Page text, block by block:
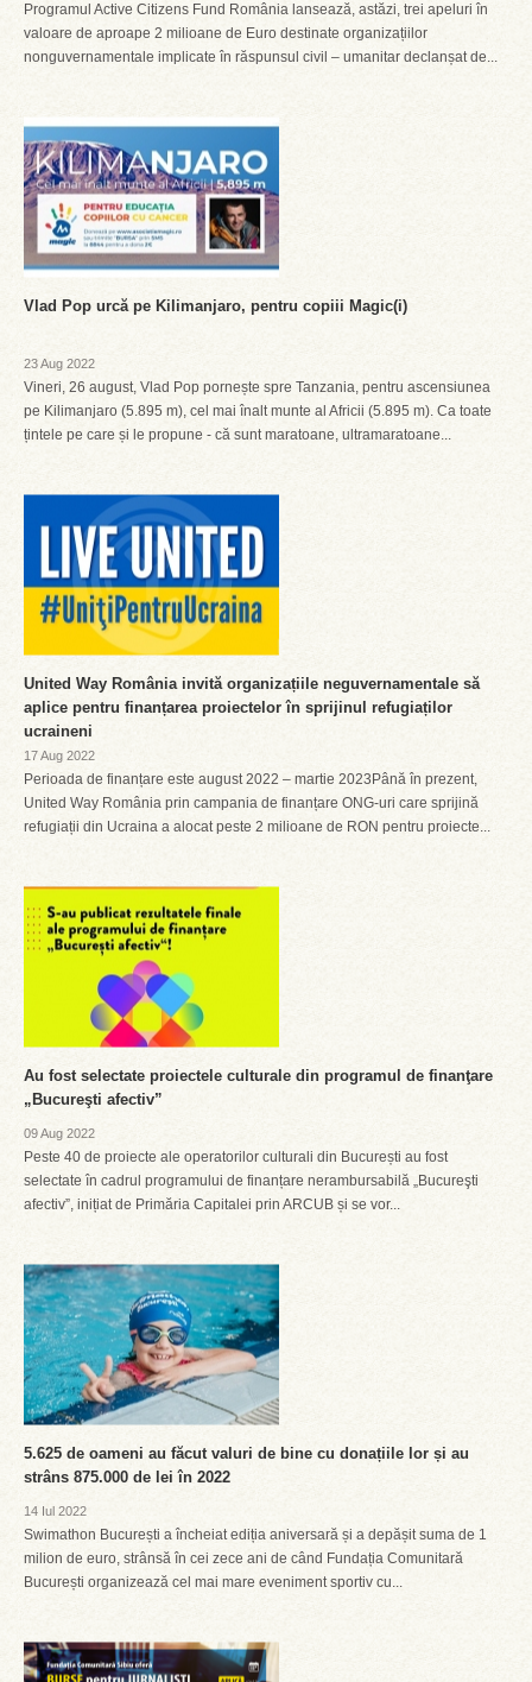
Programul Active Citizens Fund România lansează, astăzi, trei apeluri în
valoare de aproape 2 milioane de Euro destinate organizațiilor
nonguvernamentale implicate în răspunsul civil – umanitar declanșat de...
Vlad Pop urcă pe Kilimanjaro, pentru copiii Magic(i)
23 Aug 2022
Vineri, 26 august, Vlad Pop pornește spre Tanzania, pentru ascensiunea
pe Kilimanjaro (5.895 m), cel mai înalt munte al Africii (5.895 m). Ca toate
țintele pe care și le propune - că sunt maratoane, ultramaratoane...
United Way România invită organizațiile neguvernamentale să
aplice pentru finanțarea proiectelor în sprijinul refugiaților
ucraineni
17 Aug 2022
Perioada de finanțare este august 2022 – martie 2023Până în prezent,
United Way România prin campania de finanțare ONG-uri care sprijină
refugiații din Ucraina a alocat peste 2 milioane de RON pentru proiecte...
Au fost selectate proiectele culturale din programul de finanţare
„Bucureşti afectiv”
09 Aug 2022
Peste 40 de proiecte ale operatorilor culturali din București au fost
selectate în cadrul programului de finanțare nerambursabilă „Bucureşti
afectiv”, inițiat de Primăria Capitalei prin ARCUB și se vor...
5.625 de oameni au făcut valuri de bine cu donațiile lor și au
strâns 875.000 de lei în 2022
14 Iul 2022
Swimathon București a încheiat ediția aniversară și a depășit suma de 1
milion de euro, strânsă în cei zece ani de când Fundația Comunitară
București organizează cel mai mare eveniment sportiv cu...